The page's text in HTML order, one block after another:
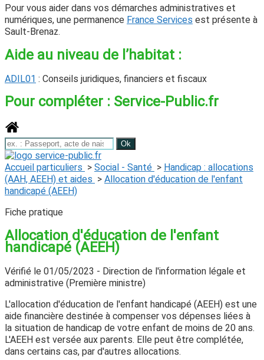
Pour vous aider dans vos démarches administratives et
numériques, une permanence France Services est présente à
Sault-Brenaz.
Aide au niveau de l’habitat :
ADIL01 : Conseils juridiques, financiers et fiscaux
Pour compléter : Service-Public.fr
Accueil particuliers >Social - Santé >Handicap : allocations
(AAH, AEEH) et aides >Allocation d'éducation de l'enfant
handicapé (AEEH)
Fiche pratique
Allocation d'éducation de l'enfant
handicapé (AEEH)
Vérifié le 01/05/2023 - Direction de l'information légale et
administrative (Première ministre)
L'allocation d'éducation de l'enfant handicapé (AEEH) est une
aide financière destinée à compenser vos dépenses liées à
la situation de handicap de votre enfant de moins de 20 ans.
L'AEEH est versée aux parents. Elle peut être complétée,
dans certains cas, par d'autres allocations.